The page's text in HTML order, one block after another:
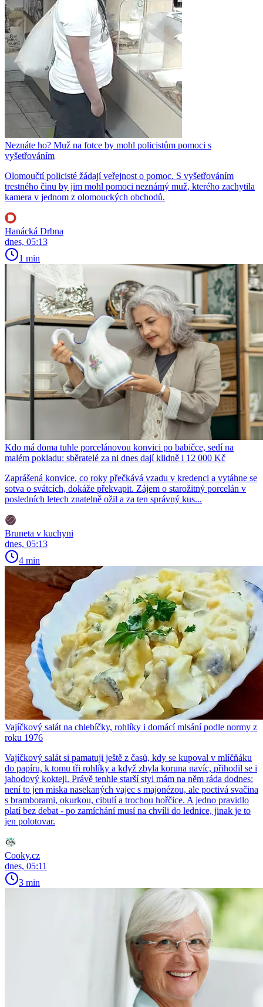
Neznáte ho? Muž na fotce by mohl policistům pomoci s
vyšetřováním
Olomoučtí policisté žádají veřejnost o pomoc. S vyšetřováním
trestného činu by jim mohl pomoci neznámý muž, kterého zachytila
kamera v jednom z olomouckých obchodů.
Hanácká Drbna
dnes, 05:13
1 min
Kdo má doma tuhle porcelánovou konvici po babičce, sedí na
malém pokladu: sběratelé za ni dnes dají klidně i 12 000 Kč
Zaprášená konvice, co roky přečkává vzadu v kredenci a vytáhne se
sotva o svátcích, dokáže překvapit. Zájem o starožitný porcelán v
posledních letech znatelně ožil a za ten správný kus...
Bruneta v kuchyni
dnes, 05:13
4 min
Vajíčkový salát na chlebíčky, rohlíky i domácí mlsání podle normy z
roku 1976
Vajíčkový salát si pamatuji ještě z časů, kdy se kupoval v mlíčňáku
do papíru, k tomu tři rohlíky a když zbyla koruna navíc, přihodil se i
jahodový koktejl. Právě tenhle starší styl mám na něm ráda dodnes:
není to jen miska nasekaných vajec s majonézou, ale poctivá svačina
s bramborami, okurkou, cibulí a trochou hořčice. A jedno pravidlo
platí bez debat - po zamíchání musí na chvíli do lednice, jinak je to
jen polotovar.
Cooky.cz
dnes, 05:11
3 min